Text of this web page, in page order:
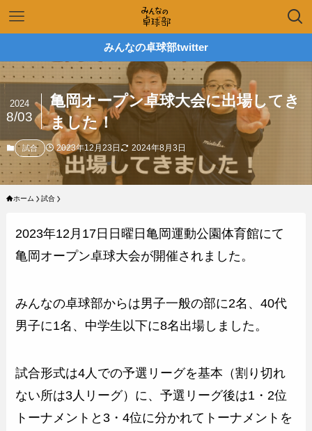
みんなの卓球部twitter
亀岡オープン卓球大会に出場してき
ました！
2024
8/03
試合 2023年12月23日 2024年8月3日
ホーム 試合
2023年12月17日日曜日亀岡運動公園体育館にて
亀岡オープン卓球大会が開催されました。
みんなの卓球部からは男子一般の部に2名、40代
男子に1名、中学生以下に8名出場しました。
試合形式は4人での予選リーグを基本（割り切れ
ない所は3人リーグ）に、予選リーグ後は1・2位
トーナメントと3・4位に分かれてトーナメントを